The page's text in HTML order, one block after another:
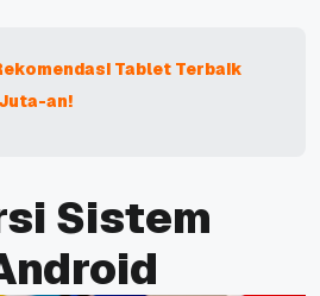
Tablet Terbaik
an!
Sistem